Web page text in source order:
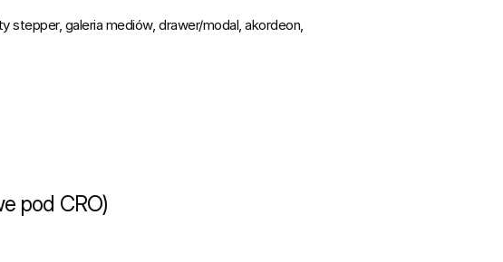
stepper, galeria mediów, drawer/modal, akordeon,
pod CRO)